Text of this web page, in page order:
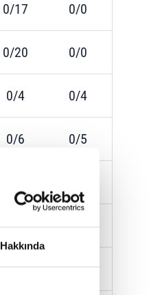
Hakkında
0/17 0/0
0/20 0/0
0/4 0/4
0/6 0/5
0/8 0/3
0/8 0/3